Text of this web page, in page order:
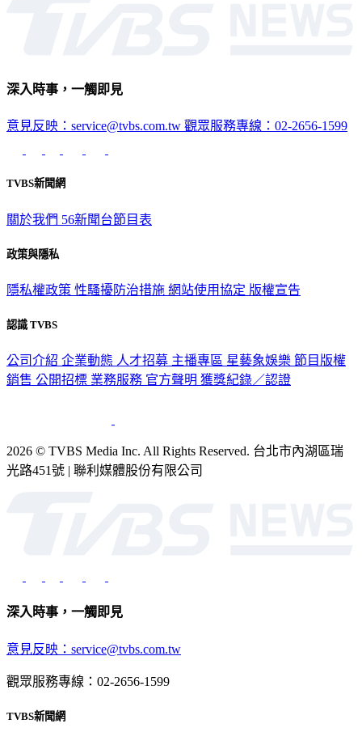
深入時事，一觸即見
意見反映：service@tvbs.com.tw 觀眾服務專線：02-2656-1599
TVBS新聞網
關於我們 56新聞台節目表
政策與隱私
隱私權政策 性騷擾防治措施 網站使用協定 版權宣告
認識 TVBS
公司介紹 企業動態 人才招募 主播專區 星藝象娛樂 節目版權
銷售 公開招標 業務服務 官方聲明 獲獎紀錄／認證
2026 © TVBS Media Inc. All Rights Reserved. 台北市內湖區瑞
光路451號 | 聯利媒體股份有限公司
深入時事，一觸即見
意見反映：service@tvbs.com.tw
觀眾服務專線：02-2656-1599
TVBS新聞網